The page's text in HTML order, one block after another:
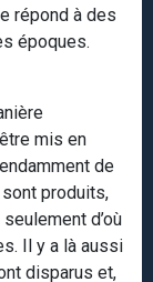
répond à des
époques.
mis en
de
produits,
d’où
Il y a là aussi
disparus et,